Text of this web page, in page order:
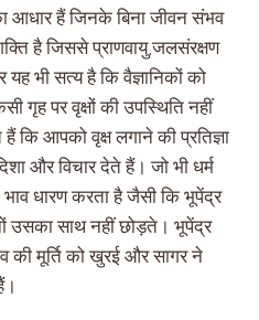
आधार हैं जिनके बिना जीवन संभव
है जिससे प्राणवायु,जलसंरक्षण
भी सत्य है कि वैज्ञानिकों को
गृह पर वृक्षों की उपस्थिति नहीं
हैं कि आपको वृक्ष लगाने की प्रतिज्ञा
और विचार देते हैं। जो भी धर्म
भाव धारण करता है जैसी कि भूपेंद्र
उसका साथ नहीं छोड़ते। भूपेंद्र
की मूर्ति को खुरई और सागर ने